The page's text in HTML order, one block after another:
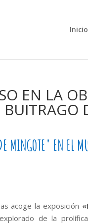
Inicio
EN LA
MINGOTE" EN EL
acoge la exposición
de la